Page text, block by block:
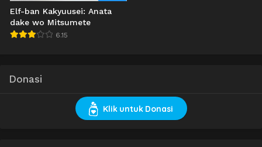
Elf-ban Kakyuusei: Anata
dake wo Mitsumete
6.15
Donasi
Klik untuk Donasi